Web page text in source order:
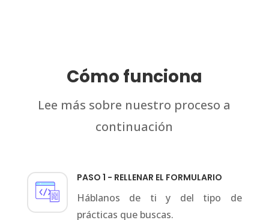
Cómo funciona
Lee más sobre nuestro proceso a
continuación
PASO 1 - RELLENAR EL FORMULARIO
Háblanos de ti y del tipo de
prácticas que buscas.